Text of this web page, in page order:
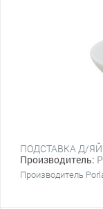
ПОДСТАВКА Д/
Производитель:
Производитель